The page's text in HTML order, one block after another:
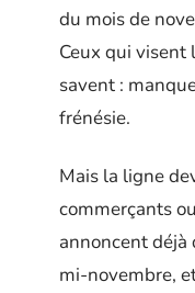
du mois de
Ceux qui visent
savent :
frénésie.
Mais la ligne
commerçants
annoncent déjà
mi-novembre,